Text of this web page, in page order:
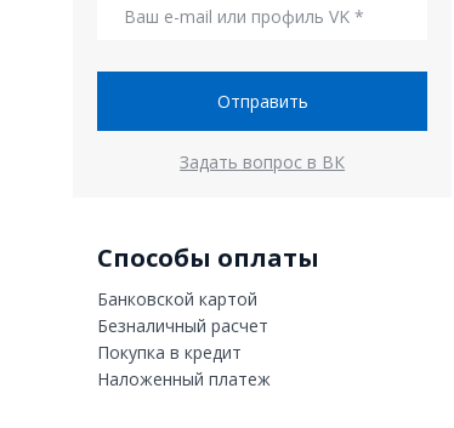
Отправить
Задать вопрос в ВК
Способы оплаты
Банковской картой
Безналичный расчет
Покупка в кредит
Наложенный платеж